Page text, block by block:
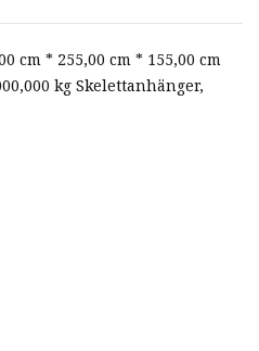
cm * 255,00 cm * 155,00 cm
kg Skelettanhänger,